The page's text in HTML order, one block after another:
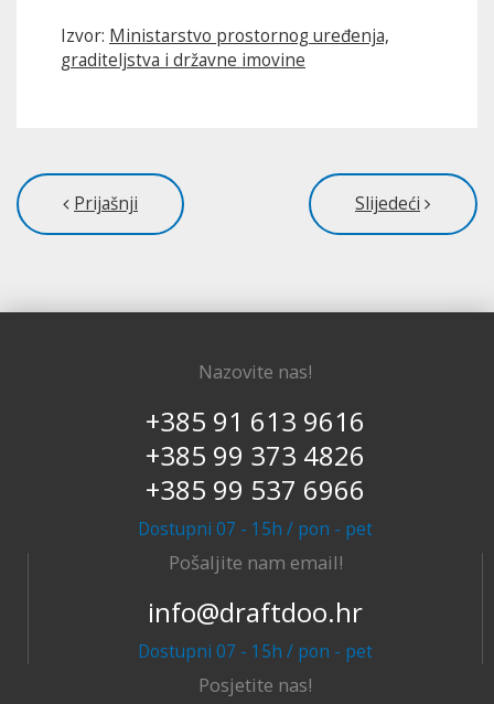
Izvor: Ministarstvo prostornog uređenja,
graditeljstva i državne imovine
Prijašnji Slijedeći
Nazovite nas!
+385 91 613 9616
+385 99 373 4826
+385 99 537 6966
Dostupni 07 - 15h / pon - pet
Pošaljite nam email!
info@draftdoo.hr
Dostupni 07 - 15h / pon - pet
Posjetite nas!